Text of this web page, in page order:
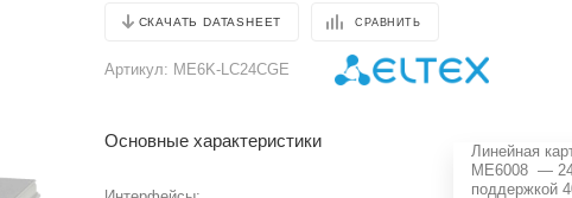
СКАЧАТЬ DATASHEET СРАВНИТЬ
Артикул: ME6K-LC24CGE
Основные характеристики
Линейная
ME6008 —
поддержкой